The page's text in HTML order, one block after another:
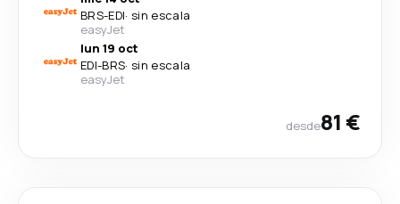
BRS-EDI· sin escala
easyJet
lun 19 oct
EDI-BRS· sin escala
easyJet
desde81 €